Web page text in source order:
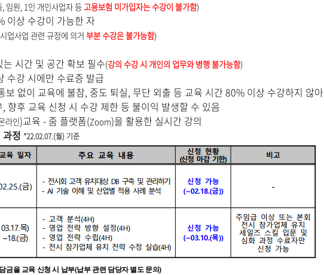
임원, 1인 개인사업자 등고용보험 미가입자는 수강이 불가함)
이상 수강이 가능한 자
업사업 관련 규정에 의거 부분 수강은 불가능함)
시간 및 공간 확보 필수(강의 수강 시 개인의 업무와 병행 불가능함)
수강 시에만 수료증 발급
보 없이 교육에 불참, 중도 퇴실, 무단 외출 등 교육 시간 80% 이상 수강하지 않아
후 교육 신청 시 수강 제한 등 불이익 발생할 수 있음
라인)교육 - 줌 플랫폼(Zoom)을 활용한 실시간 강의
정 *22.02.07.(월) 기준
금을 교육 신청 시 납부(납부 관련 담당자 별도 문의)